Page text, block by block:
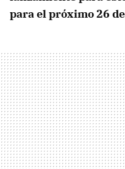
para el próximo 26